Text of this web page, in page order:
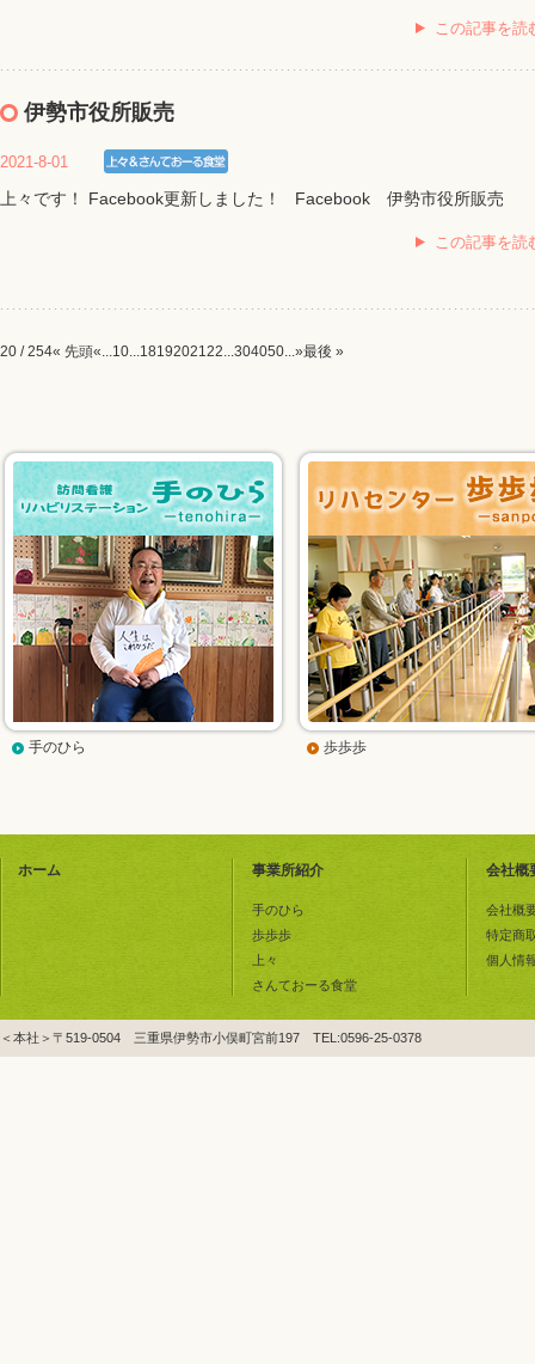
この記事を読
伊勢市役所販売
2021-8-01
上々です！ Facebook更新しました！ Facebook 伊勢市役所販売
この記事を読
20 / 254« 先頭«...10...1819202122...304050...»最後 »
手のひら 歩歩歩
ホーム 事業所紹介
手のひら
歩歩歩
上々
さんておーる食堂
会社概
会社概
特定商
個人情
＜本社＞〒519-0504 三重県伊勢市小俣町宮前197 TEL:0596-25-0378